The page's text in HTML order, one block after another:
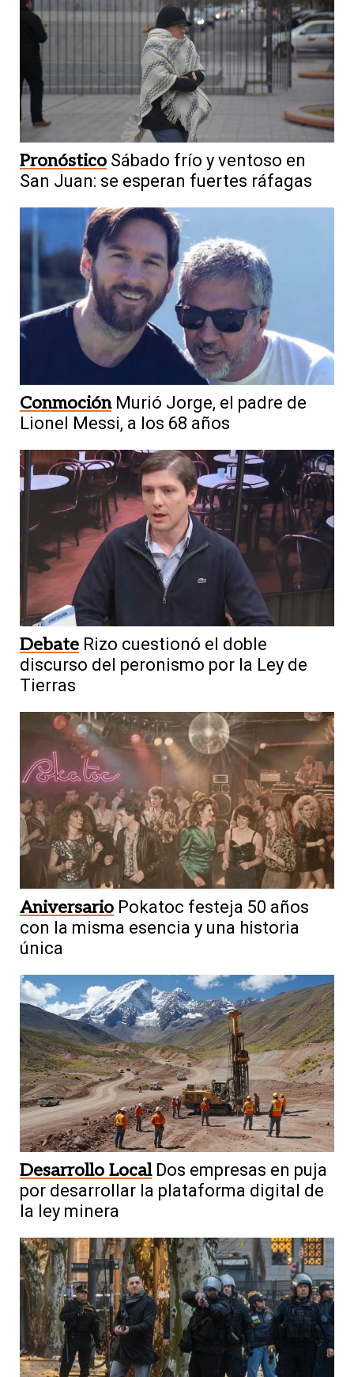
Pronóstico Sábado frío y ventoso en
San Juan: se esperan fuertes ráfagas
Conmoción Murió Jorge, el padre de
Lionel Messi, a los 68 años
Debate Rizo cuestionó el doble
discurso del peronismo por la Ley de
Tierras
Aniversario Pokatoc festeja 50 años
con la misma esencia y una historia
única
Desarrollo Local Dos empresas en puja
por desarrollar la plataforma digital de
la ley minera